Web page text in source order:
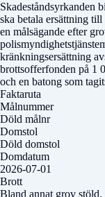
Skadeståndsyrkanden
ska betala ersättning
en målsägande efter
kränkningsersättning
brottsofferfonden på 1
och en batong som
Faktaruta
Målnummer
Döld målnr
Domstol
Döld domstol
Domdatum
2026-07-01
Brott
Bland annat grov